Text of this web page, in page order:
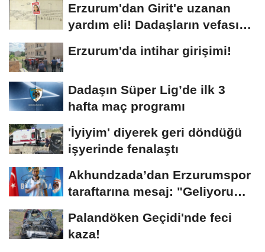
Erzurum'dan Girit'e uzanan
yardım eli! Dadaşların vefası
Erzurum'da intihar girişimi!
Dadaşın Süper Lig’de ilk 3
hafta maç programı
'İyiyim' diyerek geri döndüğü
işyerinde fenalaştı
Akhundzada’dan Erzurumspor
taraftarına mesaj: "Geliyorum
Palandöken Geçidi'nde feci
kaza!